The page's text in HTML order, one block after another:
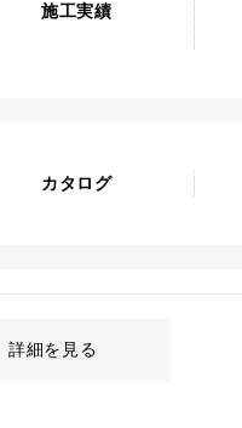
施工実績
カタログ
詳細を見る